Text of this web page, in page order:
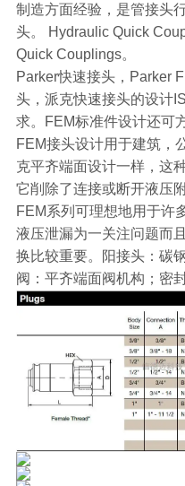
制造方面经验，是管接头
头。 Hydraulic Quick
Quick Couplings。
Parker快速接头，Parker
头，派克快速接头的设计
求。FEM标准件设计还可
FEM接头设计用于建筑，
克平齐端面设计一样，这
它削除了连接或断开液压
FEM系列可理想地用于许
液压泄漏为一关注问题而
换比较重要。阳接头：碳
阀：平齐端面阀机构；密